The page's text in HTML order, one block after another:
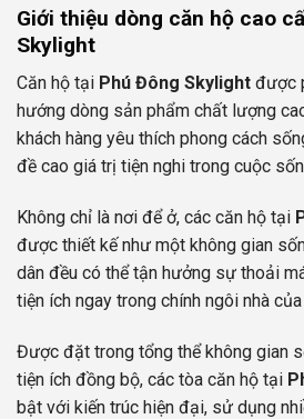
Giới thiệu dòng căn hộ cao
Skylight
Căn hộ tại Phú Đông Skylight được
hướng dòng sản phẩm chất lượng
khách hàng yêu thích phong cách
đề cao giá trị tiện nghi trong cuộc
Không chỉ là nơi để ở, các căn hộ tại
được thiết kế như một không gian
dân đều có thể tận hưởng sự thoải
tiện ích ngay trong chính ngôi nhà của
Được đặt trong tổng thể không gian
tiện ích đồng bộ, các tòa căn hộ tại
bật với kiến trúc hiện đại, sử dụng